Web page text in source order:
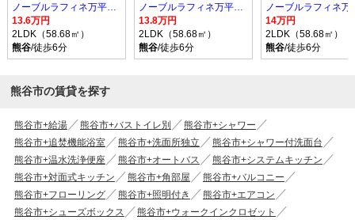
ノーブルラフィネ万平町 B
13.6万円
2LDK（58.68㎡）
熊谷/徒歩6分
ノーブルラフィネ万平町 B
13.8万円
2LDK（58.68㎡）
熊谷/徒歩6分
14万円
2LDK（58.68㎡）
熊谷/徒歩6分
熊谷市の賃貸を探す
熊谷市+給湯 熊谷市+バストイレ別
熊谷市+シャワー
熊谷市+追焚機能浴室
熊谷市+洗面所独立
熊谷市+シャワー付洗面台
熊谷市+温水洗浄便座
熊谷市+オートバス
熊谷市+システムキッチン
熊谷市+対面式キッチン
熊谷市+角部屋
熊谷市+バルコニー
熊谷市+フローリング
熊谷市+照明付き
熊谷市+エアコン
熊谷市+シューズボックス
熊谷市+ウォークインクロゼット